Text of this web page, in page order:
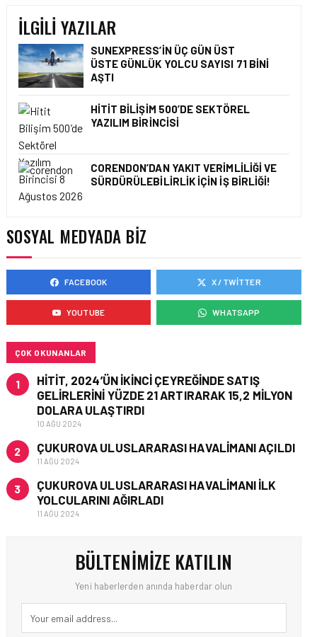
HAVALIMANI’NDA ŞUBAT
AYINDA YOĞUN HAVA
TRAFIĞI
HAVACILIK • 08 MAR 2026
HAVACILIK • 05 MAR 2026
SABIHA GÖKÇEN, 2026’YA
AVRUPA’DA ZIRVEDE
BAŞLADI
İLGILI YAZILAR
SUNEXPRESS’IN ÜÇ GÜN ÜST
ÜSTE GÜNLÜK YOLCU SAYISI 71 BINI
AŞTI
HITIT BILIŞIM 500’DE SEKTÖREL
YAZILIM BIRINCISI
CORENDON’DAN YAKIT VERIMLILIĞI VE
SÜRDÜRÜLEBILIRLIK IÇIN İŞ BIRLIĞI!
SOSYAL MEDYADA BIZ
FACEBOOK X / TWITTER
YOUTUBE WHATSAPP
ÇOK OKUNANLAR
1
HITIT, 2024’ÜN IKINCI ÇEYREĞINDE SATIŞ
GELIRLERINI YÜZDE 21 ARTIRARAK 15,2 MILYON
DOLARA ULAŞTIRDI
10 AĞU 2024
2 ÇUKUROVA ULUSLARARASI HAVALIMANI AÇILDI
11 AĞU 2024
3
ÇUKUROVA ULUSLARARASI HAVALIMANI İLK
YOLCULARINI AĞIRLADI
11 AĞU 2024
BÜLTENIMIZE KATILIN
Yeni haberlerden anında haberdar olun